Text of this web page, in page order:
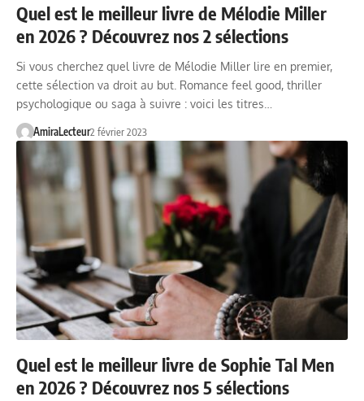
Quel est le meilleur livre de Mélodie Miller
en 2026 ? Découvrez nos 2 sélections
Si vous cherchez quel livre de Mélodie Miller lire en premier,
cette sélection va droit au but. Romance feel good, thriller
psychologique ou saga à suivre : voici les titres…
AmiraLecteur2 février 2023
Quel est le meilleur livre de Sophie Tal Men
en 2026 ? Découvrez nos 5 sélections